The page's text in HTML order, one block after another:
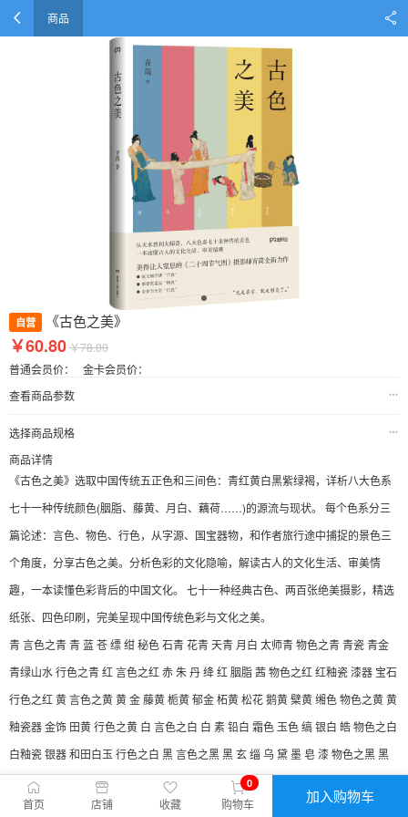
商品
自营 《古色之美》
￥60.80￥78.00
普通会员价：
金卡会员价：
查看商品参数
选择商品规格
商品详情
《古色之美》选取中国传统五正色和三间色：青红黄白黑紫绿褐，详析八大色系
七十一种传统颜色(胭脂、藤黄、月白、藕荷……)的源流与现状。 每个色系分三
篇论述：言色、物色、行色，从字源、国宝器物，和作者旅行途中捕捉的景色三
个角度，分享古色之美。分析色彩的文化隐喻，解读古人的文化生活、审美情
趣，一本读懂色彩背后的中国文化。 七十一种经典古色、两百张绝美摄影，精选
纸张、四色印刷，完美呈现中国传统色彩与文化之美。
青 言色之青 青 蓝 苍 缥 绀 秘色 石青 花青 天青 月白 太师青 物色之青 青瓷 青金
青绿山水 行色之青 红 言色之红 赤 朱 丹 绛 红 胭脂 茜 物色之红 红釉瓷 漆器 宝石
行色之红 黄 言色之黄 黄 金 藤黄 栀黄 郁金 柘黄 松花 鹅黄 檗黄 缃色 物色之黄 黄
釉瓷器 金饰 田黄 行色之黄 白 言色之白 白 素 铅白 霜色 玉色 缟 银白 皓 物色之白
白釉瓷 银器 和田白玉 行色之白 黑 言色之黑 黑 玄 缁 乌 黛 墨 皂 漆 物色之黑 黑
釉 煤精 水墨 行色之黑 紫 言色之紫 紫 丁香色 茄色 玫瑰紫 葡萄紫 青莲 藕荷色 物
色之紫 紫釉瓷 紫砂 紫檀 行色之紫 绿 言色之绿 绿 翠 碧 葱 艾绿 豆绿 石绿 鸭头绿
首页 店铺 收藏 购物车
0
加入购物车